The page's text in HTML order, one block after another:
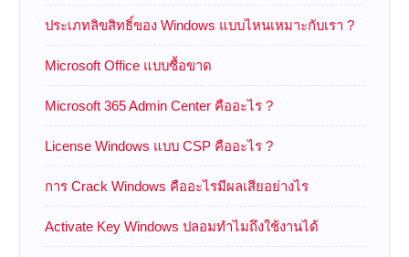
ประเภทลิขสิทธิ์ของ Windows แบบไหนเหมาะกับเรา ?
Microsoft Office แบบซื้อขาด
Microsoft 365 Admin Center คืออะไร ?
License Windows แบบ CSP คืออะไร ?
การ Crack Windows คืออะไรมีผลเสียอย่างไร
Activate Key Windows ปลอมทำไมถึงใช้งานได้